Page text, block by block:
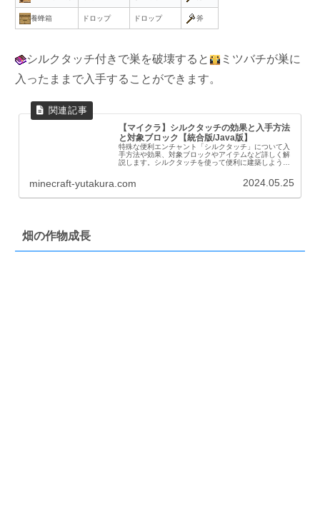
養蜂箱 ドロップ ドロップ 斧
シルクタッチ付きで巣を破壊すると
ミツバチが巣に
入ったままで入手することができます。
【マイクラ】シルクタッチの効果と入手方法
と対象ブロック【統合版/Java版】
特殊な便利エンチャント「シルクタッチ」について入
手方法や効果、対象ブロックやアイテムなど詳しく解
説します。シルクタッチを使って便利に建築しよう！
「エンチャント」の１つです。名称シルクタッチ効果
ガ...
minecraft-yutakura.com 2024.05.25
畑の作物成長